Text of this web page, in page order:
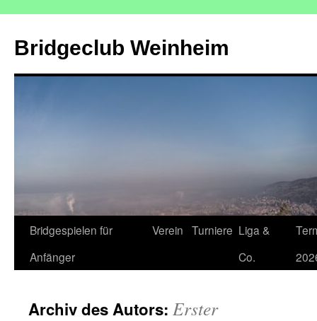
springen
Bridgeclub Weinheim
Bridgespielen für
Anfänger
Verein Turniere Liga &
Co.
Archiv des Autors: Erster